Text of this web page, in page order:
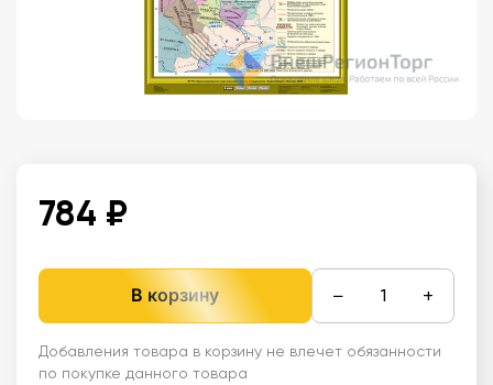
784 ₽
В корзину − +
Добавления товара в корзину не влечет обязанности
по покупке данного товара